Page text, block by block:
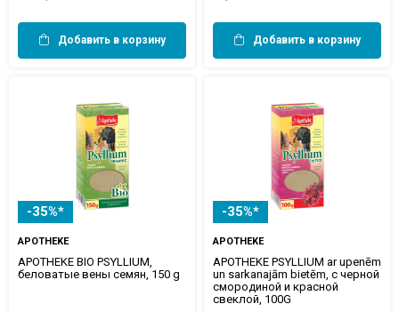
Добавить в корзину Добавить в корзину
-35%*
APOTHEKE
APOTHEKE BIO PSYLLIUM,
беловатые вены семян, 150 g
-35%*
APOTHEKE
APOTHEKE PSYLLIUM ar upenēm
un sarkanajām bietēm, с черной
смородиной и красной
свеклой, 100G